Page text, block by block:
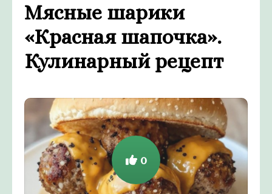
Мясные шарики
«Красная шапочка».
Кулинарный рецепт
0